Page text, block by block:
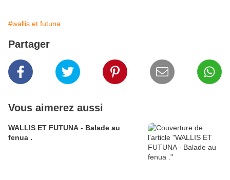
#wallis et futuna
Partager
Vous aimerez aussi
WALLIS ET FUTUNA - Balade au
fenua .